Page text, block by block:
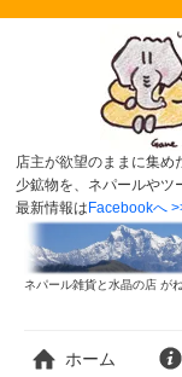
店主が欲望のままに集め
少鉱物を、ネパールやツ
最新情報は Facebookへ
ネパール雑貨と水晶の店 が
ホーム